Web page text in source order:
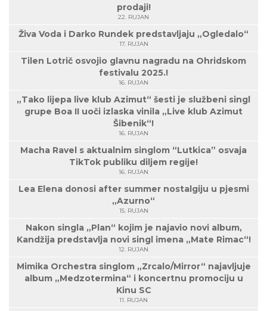
prodaji!
22. RUJAN
Živa Voda i Darko Rundek predstavljaju „Ogledalo“
17. RUJAN
Tilen Lotrič osvojio glavnu nagradu na Ohridskom
festivalu 2025.!
16. RUJAN
„Tako lijepa live klub Azimut“ šesti je službeni singl
grupe Boa II uoči izlaska vinila „Live klub Azimut
Šibenik“!
16. RUJAN
Macha Ravel s aktualnim singlom “Lutkica” osvaja
TikTok publiku diljem regije!
16. RUJAN
Lea Elena donosi after summer nostalgiju u pjesmi
„Azurno“
15. RUJAN
Nakon singla „Plan“ kojim je najavio novi album,
Kandžija predstavlja novi singl imena „Mate Rimac“!
12. RUJAN
Mimika Orchestra singlom „Zrcalo/Mirror“ najavljuje
album „Medzotermina“ i koncertnu promociju u
Kinu SC
11. RUJAN